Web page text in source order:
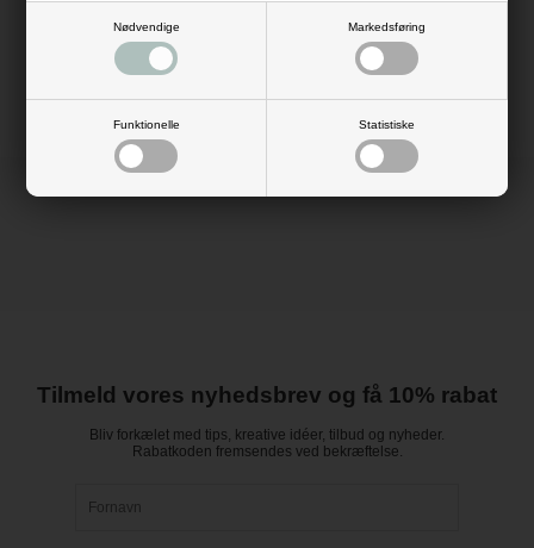
Nødvendige Markedsføring
Funktionelle Statistiske
Antal: 10 stk.
Mål: Dia: 11 cm
Tilmeld vores nyhedsbrev og få 10% rabat
Bliv forkælet med tips, kreative idéer, tilbud og nyheder.
Rabatkoden fremsendes ved bekræftelse.